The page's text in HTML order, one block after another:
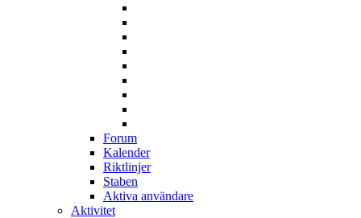
Forum
Kalender
Riktlinjer
Staben
Aktiva användare
Aktivitet